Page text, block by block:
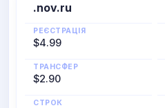
.nov.ru
РЕЄСТРАЦІЯ
$4.99
ТРАНСФЕР
$2.90
СТРОК